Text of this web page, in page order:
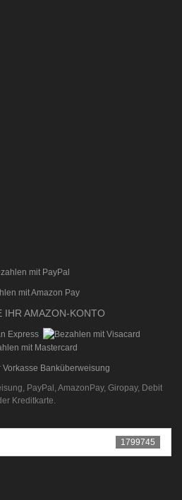
IHR AMAZON-KONTO
PayPal, AmazonPay, Giropay, Debit
Kreditkarte.
1799745